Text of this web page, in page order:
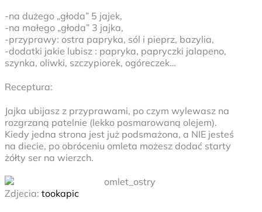
-na dużego „głoda” 5 jajek,
-na małego „głoda” 3 jajka,
-przyprawy: ostra papryka, sól i pieprz, bazylia,
-dodatki jakie lubisz : papryka, papryczki jalapeno,
szynka, oliwki, szczypiorek, ogóreczek…
Receptura:
Jajka ubijasz z przyprawami, po czym wylewasz na
rozgrzaną patelnie (lekko posmarowaną olejem).
Kiedy jedna strona jest już podsmażona, a NIE jesteś
na diecie, po obróceniu omleta możesz dodać starty
żółty ser na wierzch.
Zdjecia: tookapic